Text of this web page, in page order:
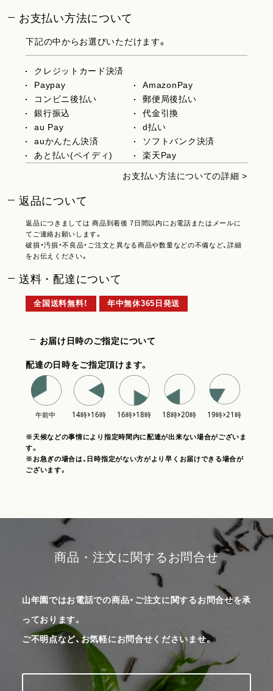
お支払い方法について
下記の中からお選びいただけます。
クレジットカード決済
Paypay
AmazonPay
コンビニ後払い
郵便局後払い
銀行振込
代金引換
au Pay
d払い
auかんたん決済
ソフトバンク決済
あと払い(ペイディ)
楽天Pay
お支払い方法についての詳細 >
返品について
返品につきましては 商品到着後 7日間以内にお電話またはメールに
てご連絡お願いします。
破損・汚損・不良品・ご注文と異なる商品や数量などの不備など、詳細
をお伝えください。
送料・配達について
全国送料無料！ 年中無休365日発送
お届け日時のご指定について
配達の日時をご指定頂けます。
※天候などの事情により指定時間内に配達が出来ない場合がございま
す。
※お急ぎの場合は、日時指定がない方がより早くお届けできる場合が
ございます。
商品・注文に関するお問合せ
山年園ではお電話での商品・ご注文に関するお問合せを承
っております。
ご不明点など、お気軽にお問合せくださいませ。